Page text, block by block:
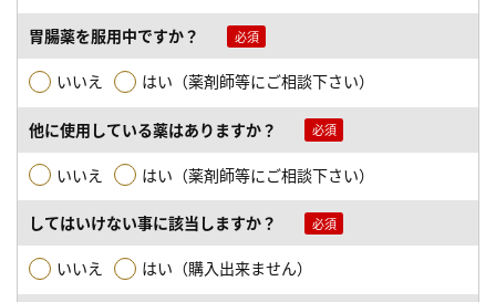
胃腸薬を服用中ですか？
いいえ はい（薬剤師等にご相談下さい）
他に使用している薬はありますか？
いいえ はい（薬剤師等にご相談下さい）
してはいけない事に該当しますか？
いいえ はい（購入出来ません）